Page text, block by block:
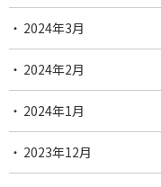
2024年3月
2024年2月
2024年1月
2023年12月